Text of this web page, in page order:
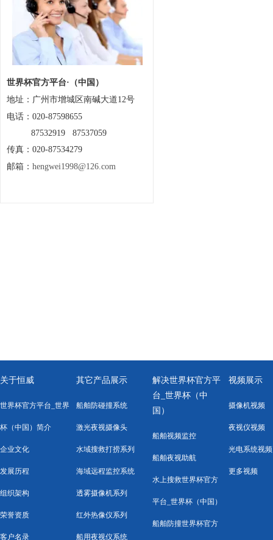
世界杯官方平台·（中国）
地址： 广州市增城区南碱大道12号
电话：020-87598655
87532919 87537059
传真：020-87534279
邮箱： hengwei1998@126.com
关于恒威
世界杯官方平台_世界
杯（中国）简介
企业文化
发展历程
组织架构
荣誉资质
客户名录
其它产品展示
船舶防碰撞系统
激光夜视摄像头
水域搜救打捞系列
海域远程监控系统
透雾摄像机系列
红外热像仪系列
船用夜视仪系统
解决世界杯官方平
台_世界杯（中
国）
船舶视频监控
船舶夜视助航
水上搜救世界杯官方
平台_世界杯（中国）
船舶防撞世界杯官方
视频展示
摄像机视频
夜视仪视频
光电系统视频
更多视频